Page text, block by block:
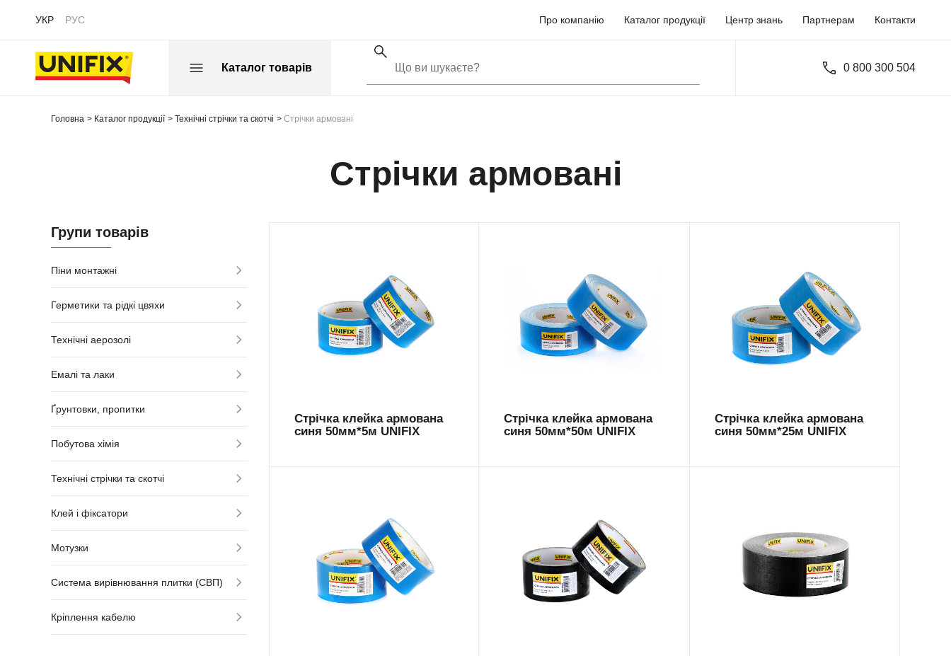
УКР РУС Про компанію Каталог продукції Центр знань Партнерам Контакти
Каталог товарів 0 800 300 504
Головна Каталог продукції Технічні стрічки та скотчі Стрічки армовані
Стрічки армовані
Групи товарів
Піни монтажні
Герметики та рідкі цвяхи
Технічні аерозолі
Емалі та лаки
Ґрунтовки, пропитки
Побутова хімія
Технічні стрічки та скотчі
Клей і фіксатори
Мотузки
Система вирівнювання плитки (СВП)
Кріплення кабелю
Стрічка клейка армована
синя 50мм*5м UNIFIX
ARM-5005BL
Стрічка клейка армована
синя 50мм*50м UNIFIX
ARM-5050BL
Стрічка клейка армована
синя 50мм*25м UNIFIX
ARM-5025BL
ARM-5010BL ARM-5005B ARM-5050B